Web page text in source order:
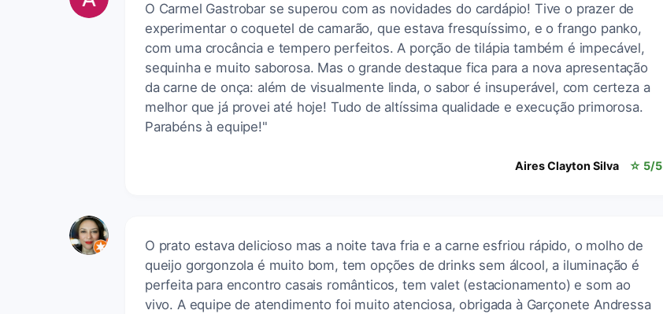
O Carmel Gastrobar se superou com as novidades do cardápio! Tive o prazer de
experimentar o coquetel de camarão, que estava fresquíssimo, e o frango panko,
com uma crocância e tempero perfeitos. A porção de tilápia também é impecável,
sequinha e muito saborosa. ​Mas o grande destaque fica para a nova apresentação
da carne de onça: além de visualmente linda, o sabor é insuperável, com certeza a
melhor que já provei até hoje! Tudo de altíssima qualidade e execução primorosa.
Parabéns à equipe!"
Aires Clayton Silva ☆ 5/5
O prato estava delicioso mas a noite tava fria e a carne esfriou rápido, o molho de
queijo gorgonzola é muito bom, tem opções de drinks sem álcool, a iluminação é
perfeita para encontro casais românticos, tem valet (estacionamento) e som ao
vivo. A equipe de atendimento foi muito atenciosa, obrigada à Garçonete Andressa